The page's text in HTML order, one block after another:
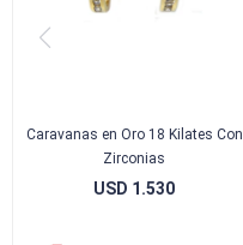
Caravanas en Oro 18 Kilates Con
Zirconias
USD 1.530